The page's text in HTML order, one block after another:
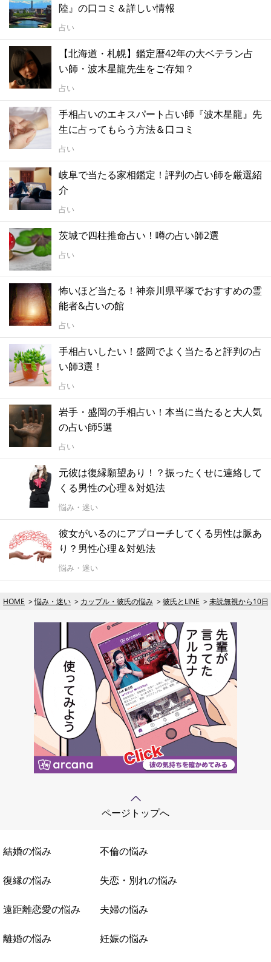
陸』の口コミ＆詳しい情報
占い
【北海道・札幌】鑑定暦42年の大ベテラン占
い師・波木星龍先生をご存知？
占い
手相占いのエキスパート占い師『波木星龍』先
生に占ってもらう方法＆口コミ
占い
岐阜で当たる家相鑑定！評判の占い師を厳選紹
介
占い
茨城で四柱推命占い！噂の占い師2選
占い
怖いほど当たる！神奈川県平塚でおすすめの霊
能者&占いの館
占い
手相占いしたい！盛岡でよく当たると評判の占
い師3選！
占い
岩手・盛岡の手相占い！本当に当たると大人気
の占い師5選
占い
元彼は復縁願望あり！？振ったくせに連絡して
くる男性の心理＆対処法
悩み・迷い
彼女がいるのにアプローチしてくる男性は脈あ
り？男性心理＆対処法
悩み・迷い
HOME 悩み・迷い カップル・彼氏の悩み 彼氏とLINE 未読無視から10
ページトップへ
結婚の悩み 不倫の悩み
復縁の悩み 失恋・別れの悩み
遠距離恋愛の悩み 夫婦の悩み
離婚の悩み 妊娠の悩み